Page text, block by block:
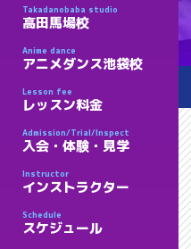
Takadanobaba studio
高田馬場校
Anime dance
アニメダンス池袋校
Lesson fee
レッスン料金
Admission/Trial/Inspect
入会・体験・見学
Instructor
インストラクター
Schedule
スケジュール